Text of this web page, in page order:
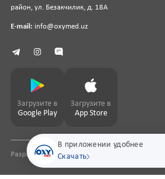
В приложении удобнее
Скачать
район, ул. Безакчилик, д. 18А
E-mail: info@oxymed.uz
Загрузите в
Google Play
Загрузите в
App Store
Разработка сайтаpharmit.uz